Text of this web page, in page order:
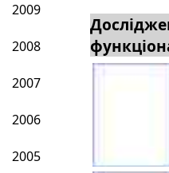
2009
2008
2007
2006
2005